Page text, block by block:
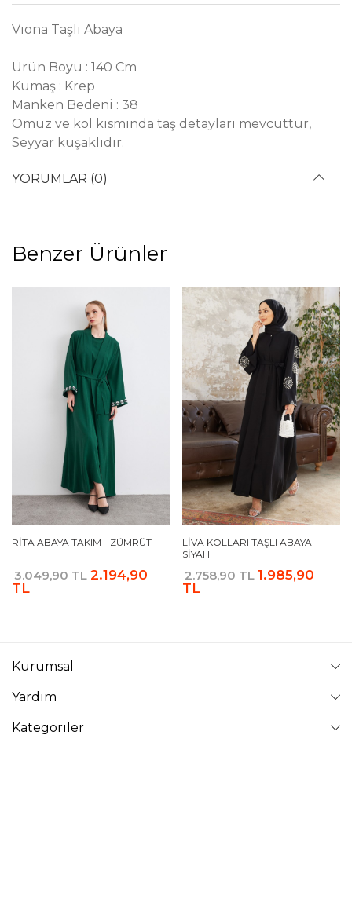
Viona Taşlı Abaya
Ürün Boyu : 140 Cm
Kumaş : Krep
Manken Bedeni : 38
Omuz ve kol kısmında taş detayları mevcuttur,
Seyyar kuşaklıdır.
YORUMLAR (0)
Benzer Ürünler
RITA ABAYA TAKIM - ZÜMRÜT
3.049,90 TL 2.194,90
TL
LIVA KOLLARI TAŞLI ABAYA -
SIYAH
2.758,90 TL 1.985,90
TL
Kurumsal
Yardım
Kategoriler